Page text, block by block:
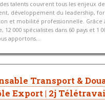
talents couvrent tous les enjeux
développement du leadership,
et mobilité professionnelle. Grâce
12 000 spécialistes dans 60 pays et 1
apportons...
Transport &
Export | 2j